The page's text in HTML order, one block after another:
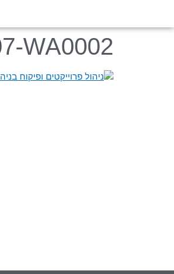
WA0002